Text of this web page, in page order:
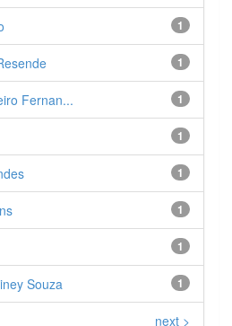
1
1
1
Fernan...
1
1
1
1
1
Souza
next >